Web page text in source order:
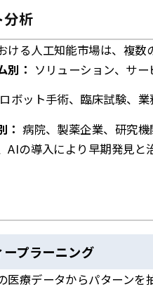
分析
ける人工知能市場は、複数
別： ソリューション、サー
ボット手術、臨床試験、業
： 病院、製薬企業、研究機
AIの導入により早期発見と
プラーニング
医療データからパターン